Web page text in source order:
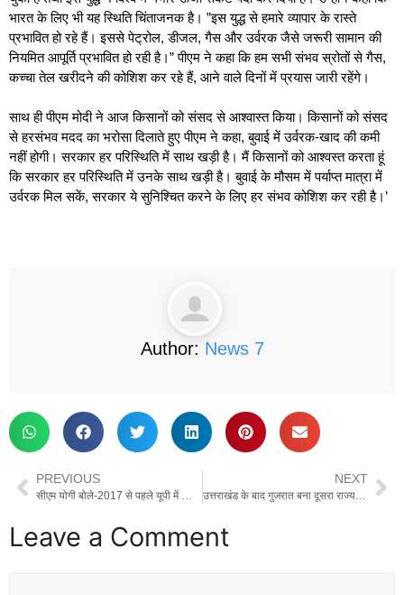
भारत के लिए भी यह स्थिति चिंताजनक है। ”इस युद्ध से हमारे व्यापार के रास्ते
प्रभावित हो रहे हैं। इससे पेट्रोल, डीजल, गैस और उर्वरक जैसे जरूरी सामान की
नियमित आपूर्ति प्रभावित हो रही है।” पीएम ने कहा कि हम सभी संभव स्रोतों से गैस,
कच्चा तेल खरीदने की कोशिश कर रहे हैं, आने वाले दिनों में प्रयास जारी रहेंगे।
साथ ही पीएम मोदी ने आज किसानों को संसद से आश्वास्त किया। किसानों को संसद
से हरसंभव मदद का भरोसा दिलाते हुए पीएम ने कहा, बुवाई में उर्वरक-खाद की कमी
नहीं होगी। सरकार हर परिस्थिति में साथ खड़ी है। मैं किसानों को आश्वस्त करता हूं
कि सरकार हर परिस्थिति में उनके साथ खड़ी है। बुवाई के मौसम में पर्याप्त मात्रा में
उर्वरक मिल सकें, सरकार ये सुनिश्चित करने के लिए हर संभव कोशिश कर रही है।’
Author: News 7
PREVIOUS
सीएम योगी बोले-2017 से पहले यूपी में कोई निवेश नहीं करना चाहता था, आज उत्तर प्रदेश निवेश का बन गया है हब
NEXT
उत्तराखंड के बाद गुजरात बना दूसरा राज्य, विधानसभा में पेश किया गया यूसीसी विधेयक
Leave a Comment